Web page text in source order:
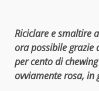
Riciclare e smaltire
ora possibile grazie
per cento di
ovviamente rosa, in